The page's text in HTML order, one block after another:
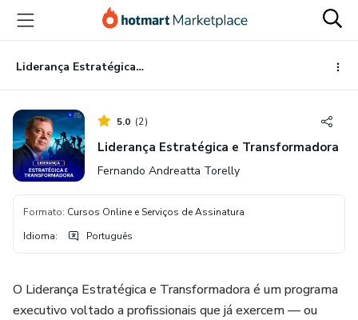
para
conteúdo
principal
para
pagamento
para
rodapé
Liderança Estratégica e Transformadora
5.0 (2)
Liderança Estratégica e Transformadora
Fernando Andreatta Torelly
Formato: Cursos Online e Serviços de Assinatura
Idioma: Português
O Liderança Estratégica e Transformadora é um programa
executivo voltado a profissionais que já exercem — ou